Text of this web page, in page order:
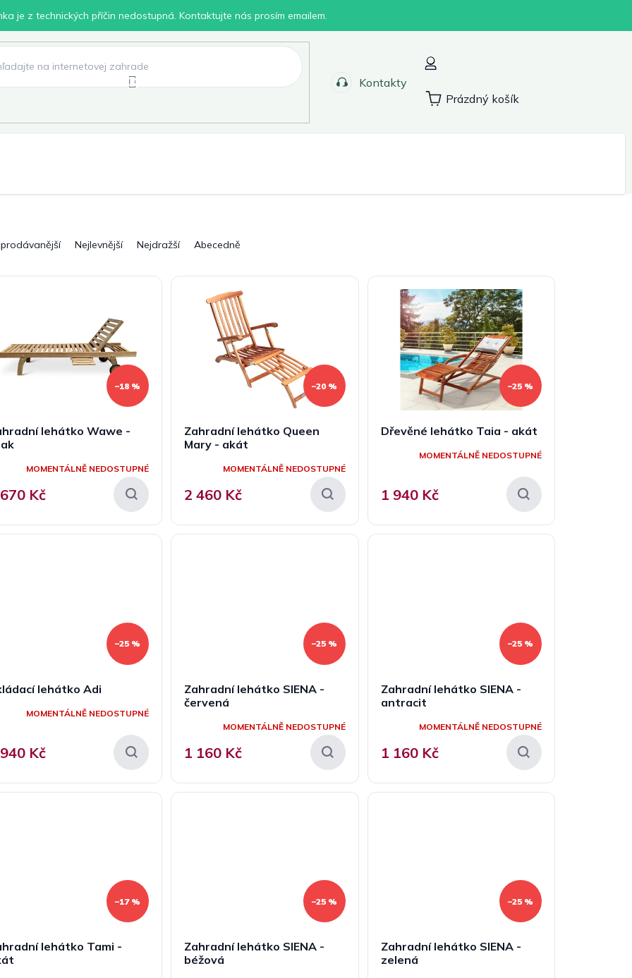
je z technických příčin nedostupná. Kontaktujte nás prosím emailem.
Kontakty
Nákupní
Prázdný košík
Nejlevnější Nejdražší Abecedně
–18 %
lehátko Wawe -
MOMENTÁLNĚ NEDOSTUPNÉ
Kč
–20 %
Zahradní lehátko Queen
Mary - akát
MOMENTÁLNĚ NEDOSTUPNÉ
2 460 Kč
–25 %
Dřevěné lehátko Taia - akát
MOMENTÁLNĚ NEDOSTUPNÉ
1 940 Kč
–25 %
lehátko Adi
MOMENTÁLNĚ NEDOSTUPNÉ
Kč
–25 %
Zahradní lehátko SIENA -
červená
MOMENTÁLNĚ NEDOSTUPNÉ
1 160 Kč
–25 %
Zahradní lehátko SIENA -
antracit
MOMENTÁLNĚ NEDOSTUPNÉ
1 160 Kč
–17 %
lehátko Tami -
–25 %
Zahradní lehátko SIENA -
béžová
–25 %
Zahradní lehátko SIENA -
zelená